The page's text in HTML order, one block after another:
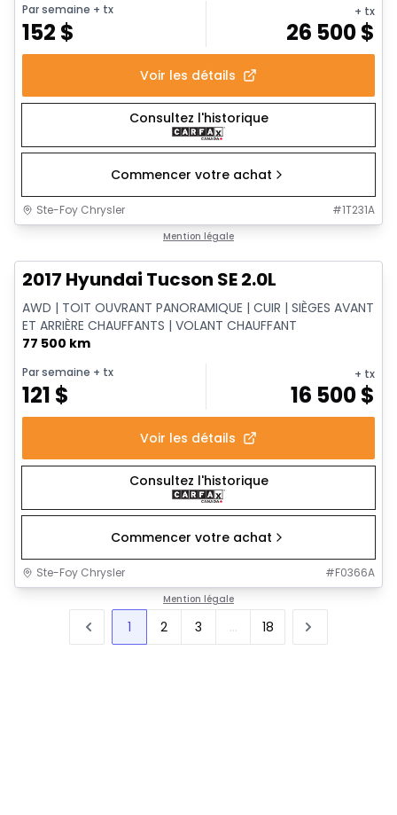
Par semaine + tx
152 $
+ tx
26 500$
Voir les détails
Consultez l'historique
Commencer votre achat
Ste-Foy Chrysler #1T231A
Mention légale
2017 Hyundai Tucson SE 2.0L
AWD | TOIT OUVRANT PANORAMIQUE | CUIR | SIÈGES AVANT
ET ARRIÈRE CHAUFFANTS | VOLANT CHAUFFANT
77 500 km
Par semaine + tx
121 $
+ tx
16 500$
Voir les détails
Consultez l'historique
Commencer votre achat
Ste-Foy Chrysler #F0366A
Mention légale
1 2 3 ... 18